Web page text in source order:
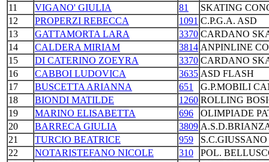
11
VIGANO' GIULIA 81
SKATING
12
PROPERZI REBECCA 1091 C.P.G.A. ASD
13
GATTAMORTA LARA 3370 CARDANO
14
CALDERA MIRIAM 3814 ANPINLINE
15
DI CATERINO ZOEYRA 3370 CARDANO
16
CABBOI LUDOVICA 3635 ASD FLASH
17
BUSCETTA ARIANNA 651
G.P.MOBILI
18
BIONDI MATILDE 1260 ROLLING
19
MARINO ELISABETTA 696
OLIMPIADE
20
BARRECA GIULIA 3809
21
TURCIO BEATRICE 959
S.C.GIUSSANO
22
NOTARISTEFANO NICOLE 310
POL.